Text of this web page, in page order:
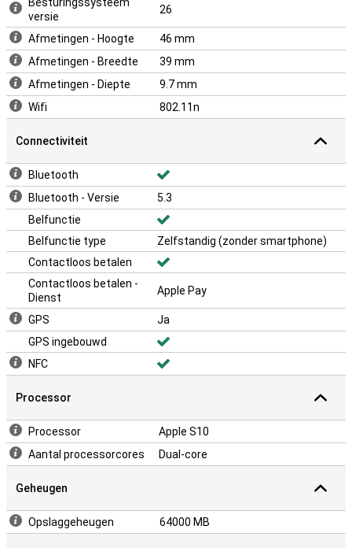
Apple Music. Zo kun je je favoriete muziek afspelen tijdens je
workout, of via de Activiteit-app je dagelijkse doelen bijhouden. En
via de Vitals-app zie je in één oogopslag of je lichaam binnen je
normale parameters blijft.
versie
26
Afmetingen - Hoogte
46 mm
Afmetingen - Breedte
39 mm
Afmetingen - Diepte
9.7 mm
Wifi
802.11n
Connectiviteit
Bluetooth
Bluetooth - Versie
5.3
Belfunctie
Belfunctie type
Zelfstandig (zonder smartphone)
Contactloos betalen
Contactloos betalen -
Dienst
Apple Pay
GPS
Ja
GPS ingebouwd
NFC
Processor
Processor
Apple S10
Aantal processorcores
Dual-core
Geheugen
Opslaggeheugen 64000 MB